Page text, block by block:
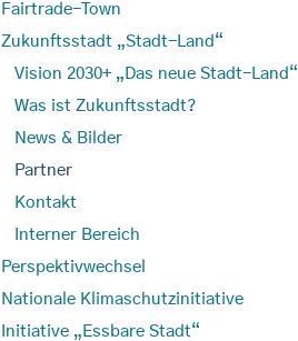
Fairtrade-Town
Zukunftsstadt „Stadt-Land“
Vision 2030+ „Das neue Stadt-Land“
Was ist Zukunftsstadt?
News & Bilder
Partner
Kontakt
Interner Bereich
Perspektivwechsel
Nationale Klimaschutzinitiative
Initiative „Essbare Stadt“